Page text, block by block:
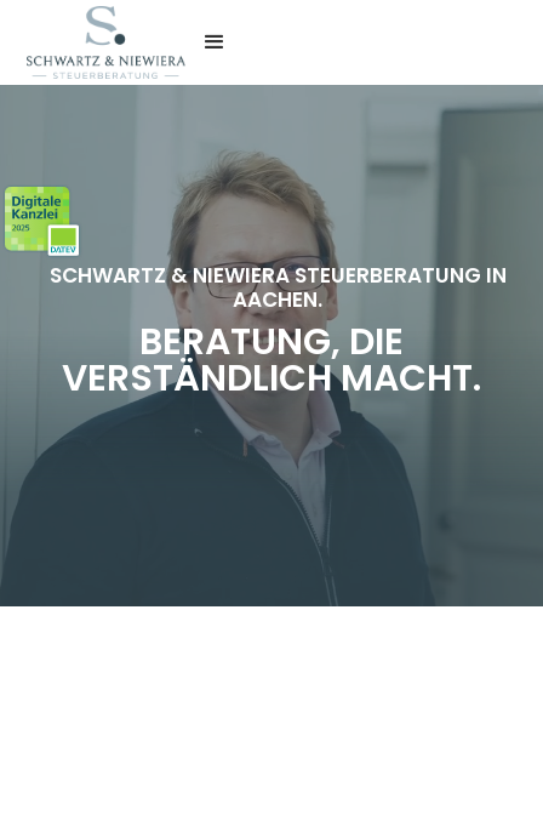
SCHWARTZ & NIEWIERA STEUERBERATUNG IN
AACHEN.
BERATUNG, DIE
VERSTÄNDLICH MACHT.